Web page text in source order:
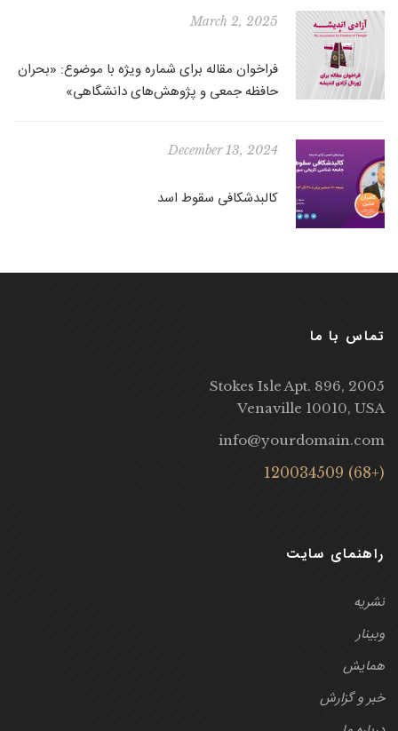
March 2, 2025
فراخوان مقاله برای شماره ویژه با موضوع: «بحران
حافظه جمعی و پژوهش‌های دانشگاهی»
December 13, 2024
کالبدشکافی سقوط اسد
تماس با ما
2005 Stokes Isle Apt. 896,
Venaville 10010, USA
info@yourdomain.com
(+68) 120034509
راهنمای سایت
نشریه
وبینار
همایش
خبر و گزارش